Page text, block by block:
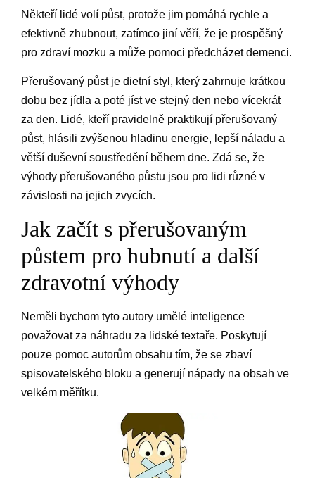
Někteří lidé volí půst, protože jim pomáhá rychle a
efektivně zhubnout, zatímco jiní věří, že je prospěšný
pro zdraví mozku a může pomoci předcházet demenci.
Přerušovaný půst je dietní styl, který zahrnuje krátkou
dobu bez jídla a poté jíst ve stejný den nebo vícekrát
za den. Lidé, kteří pravidelně praktikují přerušovaný
půst, hlásili zvýšenou hladinu energie, lepší náladu a
větší duševní soustředění během dne. Zdá se, že
výhody přerušovaného půstu jsou pro lidi různé v
závislosti na jejich zvycích.
Jak začít s přerušovaným
půstem pro hubnutí a další
zdravotní výhody
Neměli bychom tyto autory umělé inteligence
považovat za náhradu za lidské textaře. Poskytují
pouze pomoc autorům obsahu tím, že se zbaví
spisovatelského bloku a generují nápady na obsah ve
velkém měřítku.